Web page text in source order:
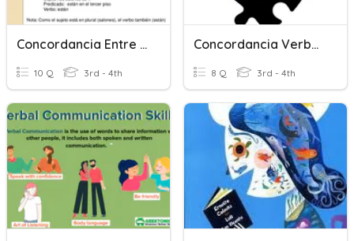
Concordancia Entre Sujeto Y Verbo
10 Q 3rd - 4th
Concordancia Verbo/Sujeto
8 Q 3rd - 4th